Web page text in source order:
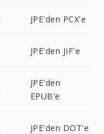
JPE'den PCX'e
JPE'den JIF'e
JPE'den
EPUB'e
JPE'den DOT'e